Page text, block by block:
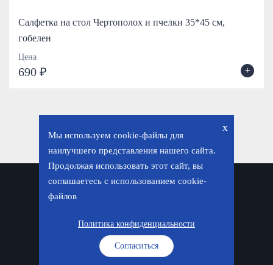
Салфетка на стол Чертополох и пчелки 35*45 см,
гобелен
Цена
690 ₽ +
x
Мы используем cookie-файлы для
наилучшего представления нашего сайта.
Продолжая использовать этот сайт, вы
соглашаетесь с использованием cookie-
файлов
Согласиться
Политика конфиденциальности